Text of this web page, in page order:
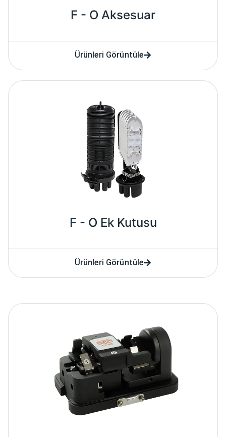
F - O Aksesuar
Ürünleri Görüntüle
F - O Ek Kutusu
Ürünleri Görüntüle